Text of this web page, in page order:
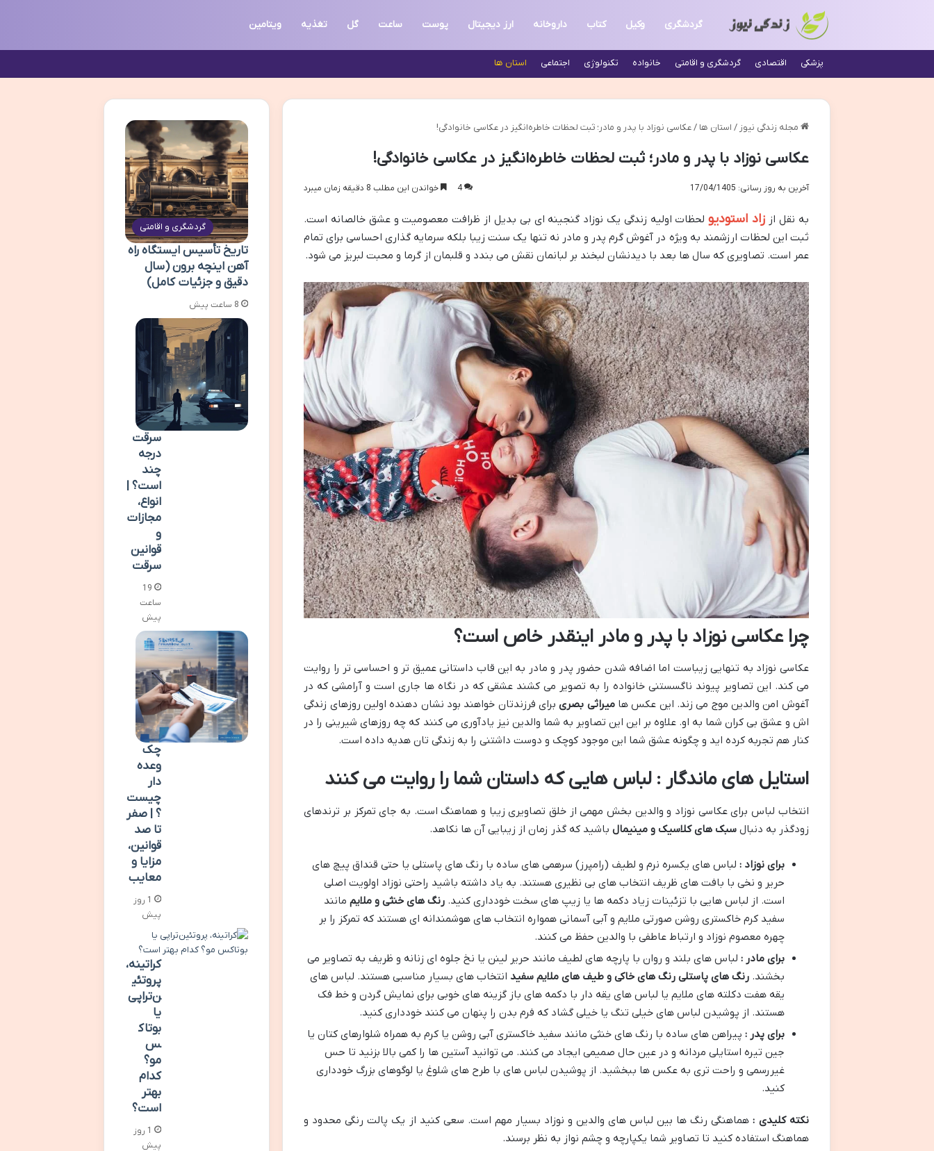
گردشگری وکیل کتاب داروخانه ارز دیجیتال پوست ساعت گل تغذیه ویتامین
پزشکی اقتصادی گردشگری و اقامتی خانواده تکنولوژی اجتماعی استان ها
مجله زندگی نیوز / استان ها / عکاسی نوزاد با پدر و مادر؛ ثبت لحظات خاطره‌انگیز در عکاسی خانوادگی!
عکاسی نوزاد با پدر و مادر؛ ثبت لحظات خاطره‌انگیز در عکاسی خانوادگی!
آخرین به روز رسانی: 17/04/1405 4 خواندن این مطلب 8 دقیقه زمان میبرد
به نقل از زاد استودیولحظات اولیه زندگی یک نوزاد گنجینه ای بی بدیل از ظرافت معصومیت و عشق خالصانه است.
ثبت این لحظات ارزشمند به ویژه در آغوش گرم پدر و مادر نه تنها یک سنت زیبا بلکه سرمایه گذاری احساسی برای تمام
عمر است. تصاویری که سال ها بعد با دیدنشان لبخند بر لبانمان نقش می بندد و قلبمان از گرما و محبت لبریز می شود.
چرا عکاسی نوزاد با پدر و مادر اینقدر خاص است؟
عکاسی نوزاد به تنهایی زیباست اما اضافه شدن حضور پدر و مادر به این قاب داستانی عمیق تر و احساسی تر را روایت
می کند. این تصاویر پیوند ناگسستنی خانواده را به تصویر می کشند عشقی که در نگاه ها جاری است و آرامشی که در
آغوش امن والدین موج می زند. این عکس هامیراثی بصریبرای فرزندتان خواهند بود نشان دهنده اولین روزهای زندگی
اش و عشق بی کران شما به او. علاوه بر این این تصاویر به شما والدین نیز یادآوری می کنند که چه روزهای شیرینی را در
کنار هم تجربه کرده اید و چگونه عشق شما این موجود کوچک و دوست داشتنی را به زندگی تان هدیه داده است.
استایل های ماندگار : لباس هایی که داستان شما را روایت می کنند
انتخاب لباس برای عکاسی نوزاد و والدین بخش مهمی از خلق تصاویری زیبا و هماهنگ است. به جای تمرکز بر ترندهای
زودگذر به دنبالسبک های کلاسیک و مینیمال باشید که گذر زمان از زیبایی آن ها نکاهد.
برای نوزاد : لباس های یکسره نرم و لطیف (رامپرز) سرهمی های ساده با رنگ های پاستلی یا حتی قنداق پیچ های
حریر و نخی با بافت های ظریف انتخاب های بی نظیری هستند. به یاد داشته باشید راحتی نوزاد اولویت اصلی
است. از لباس هایی با تزئینات زیاد دکمه ها یا زیپ های سخت خودداری کنید.رنگ های خنثی و ملایم مانند
سفید کرم خاکستری روشن صورتی ملایم و آبی آسمانی همواره انتخاب های هوشمندانه ای هستند که تمرکز را بر
چهره معصوم نوزاد و ارتباط عاطفی با والدین حفظ می کنند.
برای مادر : لباس های بلند و روان با پارچه های لطیف مانند حریر لینن یا نخ جلوه ای زنانه و ظریف به تصاویر می
بخشند.رنگ های پاستلی رنگ های خاکی و طیف های ملایم سفید انتخاب های بسیار مناسبی هستند. لباس های
یقه هفت دکلته های ملایم یا لباس های یقه دار با دکمه های باز گزینه های خوبی برای نمایش گردن و خط فک
هستند. از پوشیدن لباس های خیلی تنگ یا خیلی گشاد که فرم بدن را پنهان می کنند خودداری کنید.
برای پدر : پیراهن های ساده با رنگ های خنثی مانند سفید خاکستری آبی روشن یا کرم به همراه شلوارهای کتان یا
جین تیره استایلی مردانه و در عین حال صمیمی ایجاد می کنند. می توانید آستین ها را کمی بالا بزنید تا حس
غیررسمی و راحت تری به عکس ها ببخشید. از پوشیدن لباس های با طرح های شلوغ یا لوگوهای بزرگ خودداری
کنید.
نکته کلیدی : هماهنگی رنگ ها بین لباس های والدین و نوزاد بسیار مهم است. سعی کنید از یک پالت رنگی محدود و
هماهنگ استفاده کنید تا تصاویر شما یکپارچه و چشم نواز به نظر برسند.
گردشگری و اقامتی
تاریخ تأسیس ایستگاه راه
آهن اینچه برون (سال
دقیق و جزئیات کامل)
8 ساعت پیش
سرقت
درجه
چند
است؟ |
انواع،
مجازات
و
قوانین
سرقت
19
ساعت
پیش
چک
وعده
دار
چیست
؟ | صفر
تا صد
قوانین،
مزایا و
معایب
1 روز
پیش
کراتینه،
پروتئی
ن‌تراپی
یا
بوتاک
س
مو؟
کدام
بهتر
است؟
1 روز
پیش